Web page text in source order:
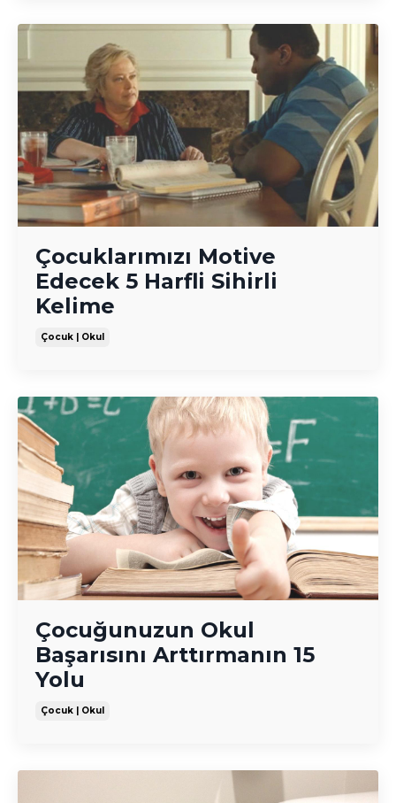
Çocuklarımızı Motive
Edecek 5 Harfli Sihirli
Kelime
Çocuk | Okul
Çocuğunuzun Okul
Başarısını Arttırmanın 15
Yolu
Çocuk | Okul